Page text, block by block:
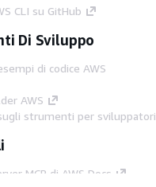
CLI su GitHub
Di Sviluppo
di codice AWS
AWS
strumenti per sviluppatori
MCP di AWS Docs